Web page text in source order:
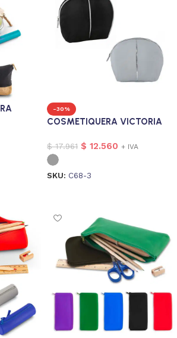
-30%
COSMETIQUERA VICTORIA
$17.961 $ 12.560 + IVA
SKU: C68-3